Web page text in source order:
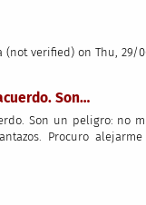
(not verified) on Thu, 29/
Son…
Son un peligro: no
Procuro